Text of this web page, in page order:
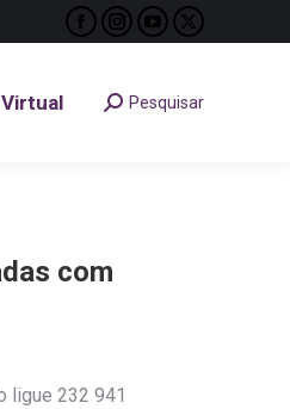
Facebook
opens
Instagram
opens
YouTube
opens
X
opens
Search:Pesquisar
com
ligue 232 941
Search:
Pesquisar